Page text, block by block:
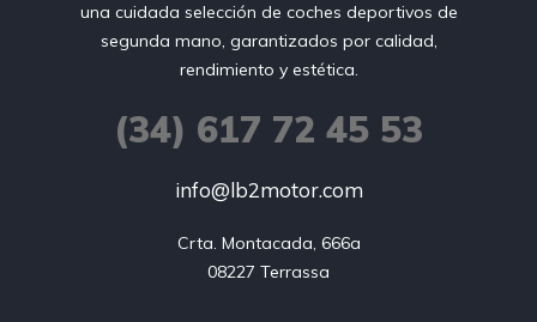
una cuidada selección de coches deportivos de
segunda mano, garantizados por calidad,
rendimiento y estética.
(34) 617 72 45 53
info@lb2motor.com
Crta. Montacada, 666a
08227 Terrassa